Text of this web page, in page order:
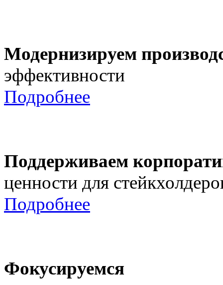
Модернизируем
эффективности
Подробнее
Поддерживаем
ценности для
Подробнее
Фокусируемся